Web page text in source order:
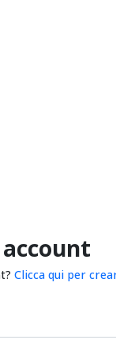
Clicca qui per